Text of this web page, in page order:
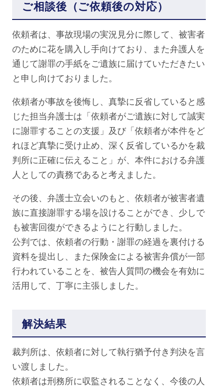
ご相談後（ご依頼後の対応）
依頼者は、事故現場の実況見分に際して、被害者
のために花を購入し手向けており、また弁護人を
通じて謝罪の手紙をご遺族に届けていただきたい
と申し向けておりました。
依頼者が事故を後悔し、真摯に反省していると感
じた担当弁護士は「依頼者がご遺族に対して誠実
に謝罪することの支援」及び「依頼者が本件をど
れほど真摯に受け止め、深く反省しているかを裁
判所に正確に伝えること」が、本件における弁護
人としての責務であると考えました。
その後、弁護士立会いのもと、依頼者が被害者遺
族に直接謝罪する場を設けることができ、少しで
も被害回復ができるようにと行動しました。
公判では、依頼者の行動・謝罪の経過を裏付ける
資料を提出し、また保険金による被害弁償が一部
行われていることを、被告人質問の機会を有効に
活用して、丁寧に主張しました。
解決結果
裁判所は、依頼者に対して執行猶予付き判決を言
い渡しました。
依頼者は刑務所に収監されることなく、今後の人